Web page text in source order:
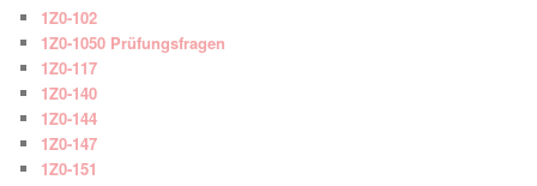
1Z0-102
1Z0-1050 Prüfungsfragen
1Z0-117
1Z0-140
1Z0-144
1Z0-147
1Z0-151